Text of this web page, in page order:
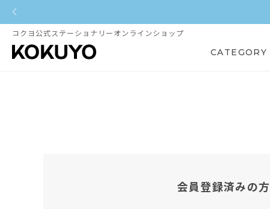
コクヨ公式ステーショナリーオンラインショップ
CATEGORY
会員登録済みの方